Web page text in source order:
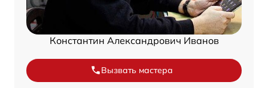
Константин Александрович Иванов
Вызвать мастера